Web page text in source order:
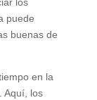
puede
buenas de
en la
Aquí, los